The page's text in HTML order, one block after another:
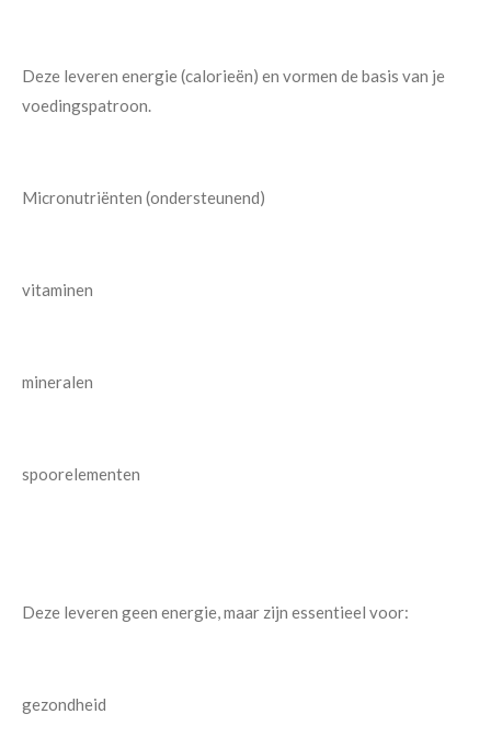
Deze leveren energie (calorieën) en vormen de basis van je
voedingspatroon.
Micronutriënten (ondersteunend)
vitaminen
mineralen
spoorelementen
Deze leveren geen energie, maar zijn essentieel voor:
gezondheid